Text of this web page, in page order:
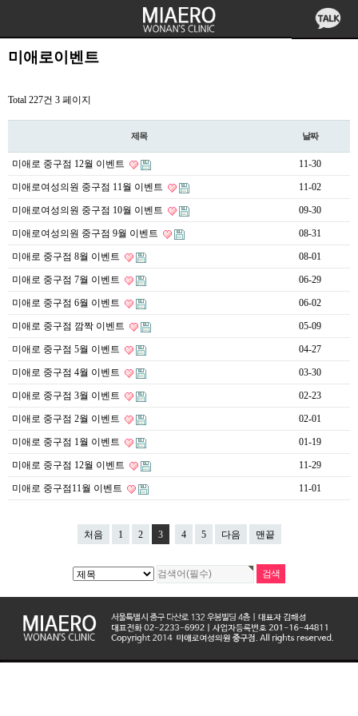
미애로이벤트
Total 227건 3 페이지
제목 날짜
미애로 중구점 12월 이벤트 11-30
미애로여성의원 중구점 11월 이벤트 11-02
미애로여성의원 중구점 10월 이벤트 09-30
미애로여성의원 중구점 9월 이벤트 08-31
미애로 중구점 8월 이벤트 08-01
미애로 중구점 7월 이벤트 06-29
미애로 중구점 6월 이벤트 06-02
미애로 중구점 깜짝 이벤트 05-09
미애로 중구점 5월 이벤트 04-27
미애로 중구점 4월 이벤트 03-30
미애로 중구점 3월 이벤트 02-23
미애로 중구점 2월 이벤트 02-01
미애로 중구점 1월 이벤트 01-19
미애로 중구점 12월 이벤트 11-29
미애로 중구점11월 이벤트 11-01
처음 1 2 3 4 5 다음 맨끝